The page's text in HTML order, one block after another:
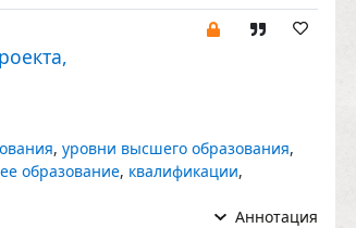
, уровни высшего образования,
образование, квалификации,
Аннотация